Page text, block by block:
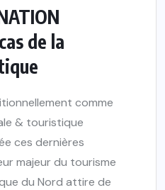
de la
comme
& touristique
ces dernières
majeur du tourisme
du Nord attire de